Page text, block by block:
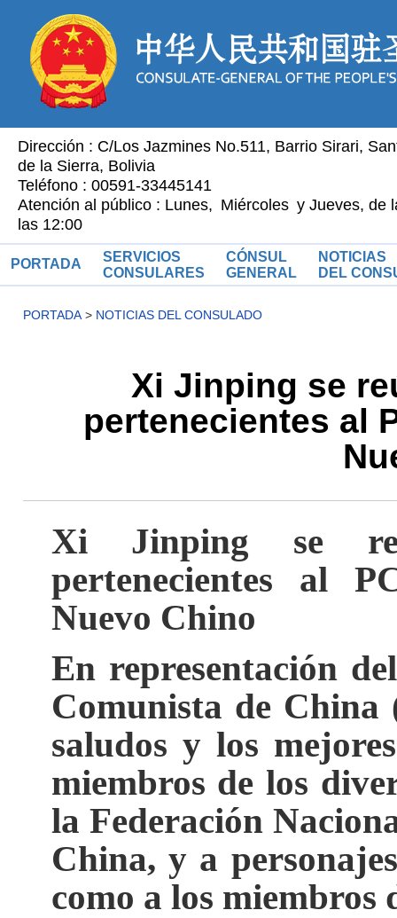
Dirección : C/Los Jazmines No.511, Barrio Sirari,
de la Sierra, Bolivia
Teléfono : 00591-33445141
Atención al público : Lunes, Miércoles y Jueves, de
las 12:00
PORTADA
SERVICIOS
CONSULARES
CÓNSUL
GENERAL
NOTICIAS
DEL
PORTADA> NOTICIAS DEL CONSULADO
Xi Jinping se
pertenecientes al
Xi Jinping se
pertenecientes al
Nuevo Chino
En representación
Comunista de China
saludos y los
miembros de los
la Federación
China, y a
como a los miembros